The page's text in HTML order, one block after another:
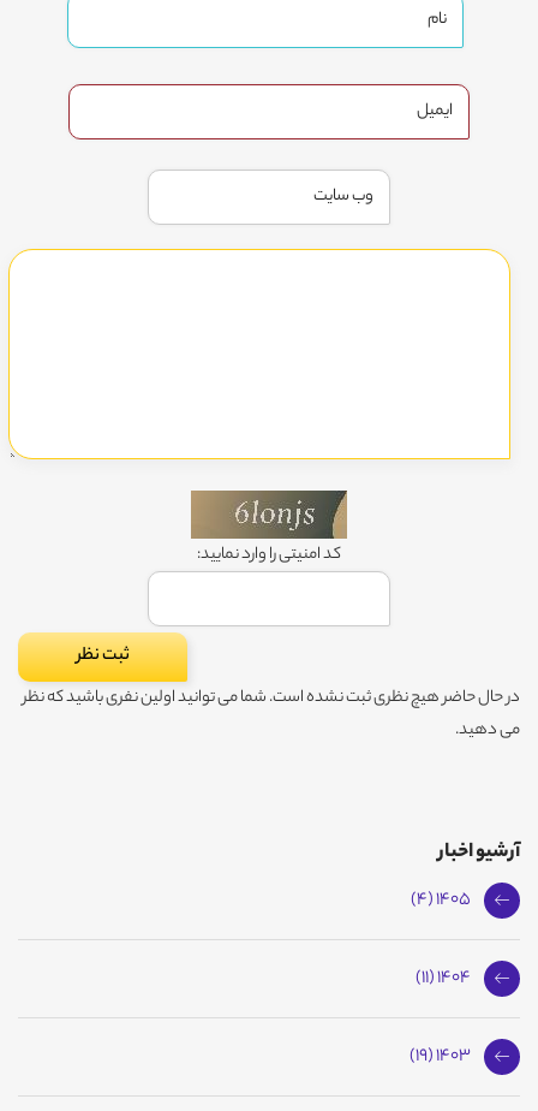
کد امنیتی را وارد نمایید:
در حال حاضر هیچ نظری ثبت نشده است. شما می توانید اولین نفری باشید که نظر
می دهید.
آرشیو اخبار
1405 (4)
1404 (11)
1403 (19)